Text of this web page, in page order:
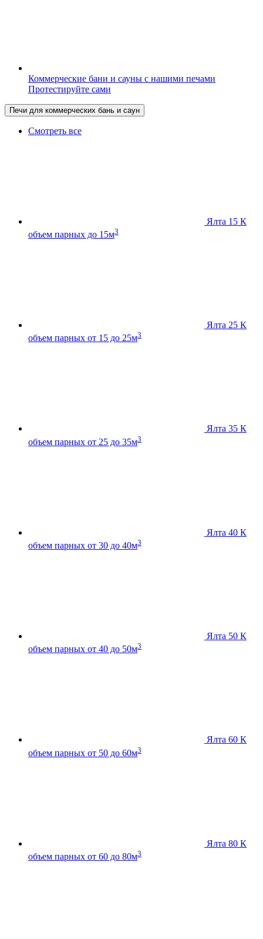
Коммерческие бани и сауны с нашими печами
Протестируйте сами
Печи для коммерческих бань и саун
Смотреть все
Ялта 15 К
объем парных до 15м3
Ялта 25 К
объем парных от 15 до 25м3
Ялта 35 К
объем парных от 25 до 35м3
Ялта 40 К
объем парных от 30 до 40м3
Ялта 50 К
объем парных от 40 до 50м3
Ялта 60 К
объем парных от 50 до 60м3
Ялта 80 К
объем парных от 60 до 80м3